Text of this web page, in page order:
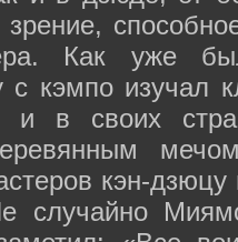
зрение,
Как уже
с кэмпо изучал
и в своих
кэн-
случайно